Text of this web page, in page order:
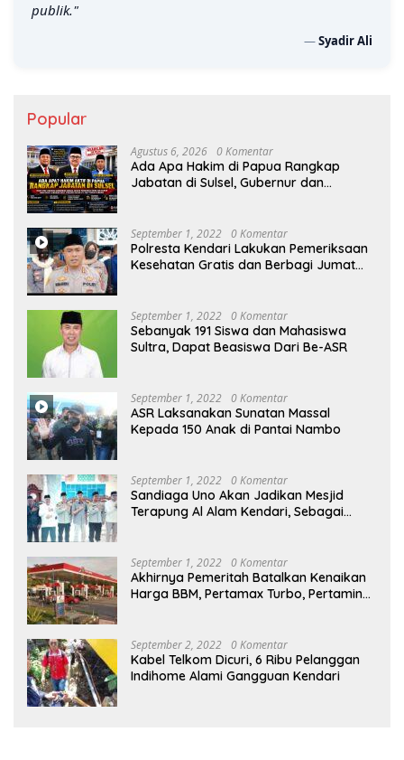
publik."
—Syadir Ali
Popular
Agustus 6, 2026 0 Komentar
Ada Apa Hakim di Papua Rangkap
Jabatan di Sulsel, Gubernur dan
September 1, 2022 0 Komentar
Polresta Kendari Lakukan Pemeriksaan
Kesehatan Gratis dan Berbagi Jumat
September 1, 2022 0 Komentar
Sebanyak 191 Siswa dan Mahasiswa
Sultra, Dapat Beasiswa Dari Be-ASR
September 1, 2022 0 Komentar
ASR Laksanakan Sunatan Massal
Kepada 150 Anak di Pantai Nambo
September 1, 2022 0 Komentar
Sandiaga Uno Akan Jadikan Mesjid
Terapung Al Alam Kendari, Sebagai
September 1, 2022 0 Komentar
Akhirnya Pemeritah Batalkan Kenaikan
Harga BBM, Pertamax Turbo, Pertamina
September 2, 2022 0 Komentar
Kabel Telkom Dicuri, 6 Ribu Pelanggan
Indihome Alami Gangguan Kendari